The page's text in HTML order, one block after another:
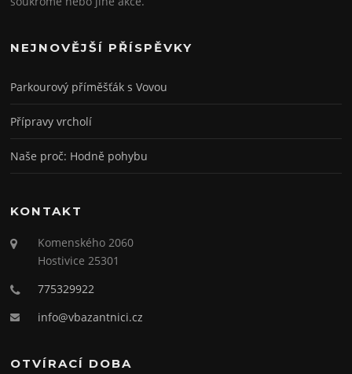
NEJNOVĚJŠÍ PŘÍSPĚVKY
Parkourový příměšťák s Vovou
Přípravy vrcholí
Naše proč: Hodně pohybu
KONTAKT
Komenského 2060
Hostivice 25301
775329922
info@vbazantnici.cz
OTVÍRACÍ DOBA